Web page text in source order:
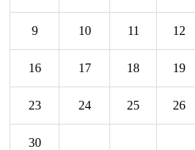
9 10 11 12
16 17 18 19
23 24 25 26
30